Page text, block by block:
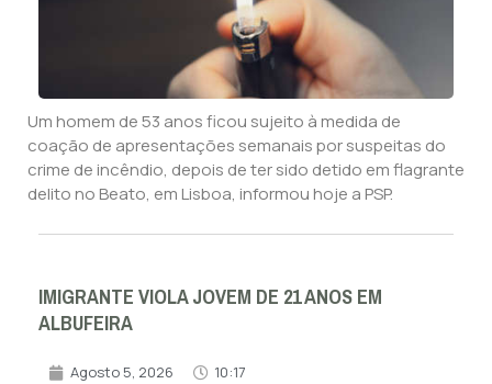
Um homem de 53 anos ficou sujeito à medida de
coação de apresentações semanais por suspeitas do
crime de incêndio, depois de ter sido detido em flagrante
delito no Beato, em Lisboa, informou hoje a PSP.
IMIGRANTE VIOLA JOVEM DE 21 ANOS EM
ALBUFEIRA
Agosto 5, 2026 10:17